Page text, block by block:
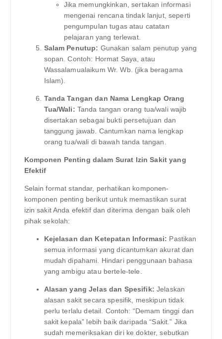
Jika memungkinkan, sertakan informasi
mengenai rencana tindak lanjut, seperti
pengumpulan tugas atau catatan
pelajaran yang terlewat.
Salam Penutup: Gunakan salam penutup yang
sopan. Contoh: Hormat Saya, atau
Wassalamualaikum Wr. Wb. (jika beragama
Islam).
Tanda Tangan dan Nama Lengkap Orang
Tua/Wali: Tanda tangan orang tua/wali wajib
disertakan sebagai bukti persetujuan dan
tanggung jawab. Cantumkan nama lengkap
orang tua/wali di bawah tanda tangan.
Komponen Penting dalam Surat Izin Sakit yang
Efektif
Selain format standar, perhatikan komponen-
komponen penting berikut untuk memastikan surat
izin sakit Anda efektif dan diterima dengan baik oleh
pihak sekolah:
Kejelasan dan Ketepatan Informasi: Pastikan
semua informasi yang dicantumkan akurat dan
mudah dipahami. Hindari penggunaan bahasa
yang ambigu atau bertele-tele.
Alasan yang Jelas dan Spesifik: Jelaskan
alasan sakit secara spesifik, meskipun tidak
perlu terlalu detail. Contoh: “Demam tinggi dan
sakit kepala” lebih baik daripada “Sakit.” Jika
sudah memeriksakan diri ke dokter, sebutkan